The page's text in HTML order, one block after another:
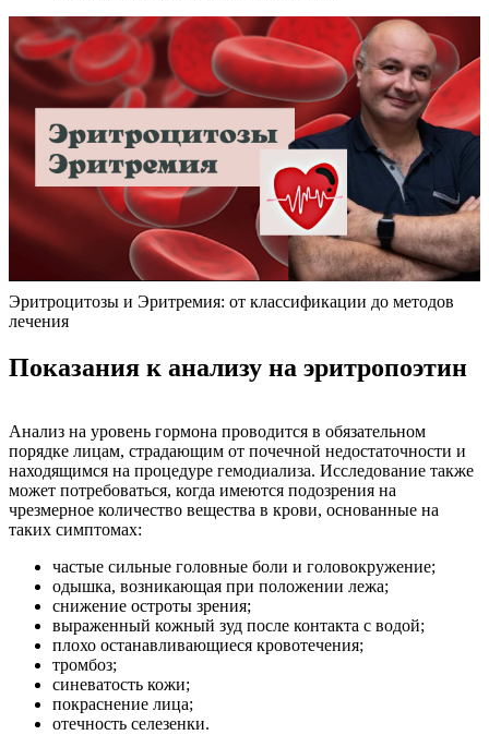
Эритроцитозы и Эритремия: от классификации до методов
лечения
Показания к анализу на эритропоэтин
Анализ на уровень гормона проводится в обязательном
порядке лицам, страдающим от почечной недостаточности и
находящимся на процедуре гемодиализа. Исследование также
может потребоваться, когда имеются подозрения на
чрезмерное количество вещества в крови, основанные на
таких симптомах:
частые сильные головные боли и головокружение;
одышка, возникающая при положении лежа;
снижение остроты зрения;
выраженный кожный зуд после контакта с водой;
плохо останавливающиеся кровотечения;
тромбоз;
синеватость кожи;
покраснение лица;
отечность селезенки.